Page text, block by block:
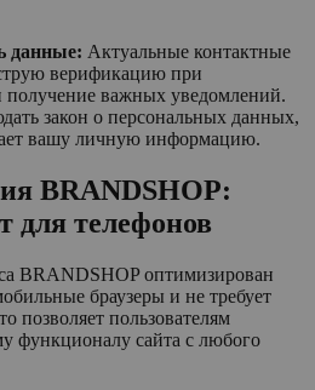
данные: Актуальные контактные
верификацию при
получение важных уведомлений.
закон о персональных данных,
вашу личную информацию.
BRANDSHOP:
для телефонов
BRANDSHOP оптимизирован
браузеры и не требует
позволяет пользователям
функционалу сайта с любого